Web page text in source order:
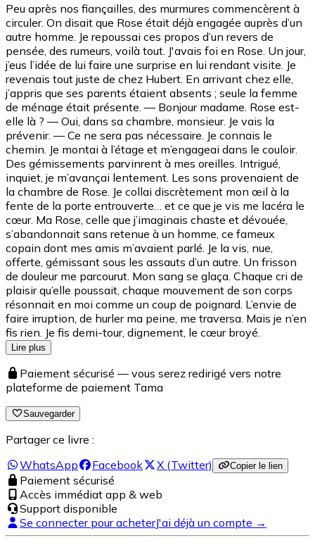
Peu après nos fiançailles, des murmures commencèrent à
circuler. On disait que Rose était déjà engagée auprès d’un
autre homme. Je repoussai ces propos d’un revers de
pensée, des rumeurs, voilà tout. J'avais foi en Rose. Un jour,
j’eus l’idée de lui faire une surprise en lui rendant visite. Je
revenais tout juste de chez Hubert. En arrivant chez elle,
j’appris que ses parents étaient absents ; seule la femme
de ménage était présente. — Bonjour madame. Rose est-
elle là ? — Oui, dans sa chambre, monsieur. Je vais la
prévenir. — Ce ne sera pas nécessaire. Je connais le
chemin. Je montai à l’étage et m’engageai dans le couloir.
Des gémissements parvinrent à mes oreilles. Intrigué,
inquiet, je m’avançai lentement. Les sons provenaient de
la chambre de Rose. Je collai discrètement mon œil à la
fente de la porte entrouverte… et ce que je vis me lacéra le
cœur. Ma Rose, celle que j’imaginais chaste et dévouée,
s’abandonnait sans retenue à un homme, ce fameux
copain dont mes amis m’avaient parlé. Je la vis, nue,
offerte, gémissant sous les assauts d’un autre. Un frisson
de douleur me parcourut. Mon sang se glaça. Chaque cri de
plaisir qu’elle poussait, chaque mouvement de son corps
résonnait en moi comme un coup de poignard. L’envie de
faire irruption, de hurler ma peine, me traversa. Mais je n’en
fis rien. Je fis demi-tour, dignement, le cœur broyé.
Lire plus
Paiement sécurisé — vous serez redirigé vers notre
plateforme de paiement Tama
Sauvegarder
Partager ce livre :
WhatsApp
Facebook X (Twitter) Copier le lien
Paiement sécurisé
Accès immédiat app & web
Support disponible
Se connecter pour acheterJ'ai déjà un compte →